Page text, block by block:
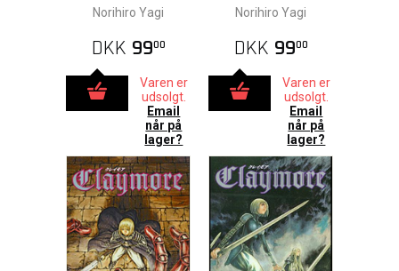
Norihiro Yagi
DKK 9900
Varen er
udsolgt.
Email
når på
lager?
Norihiro Yagi
DKK 9900
Varen er
udsolgt.
Email
når på
lager?